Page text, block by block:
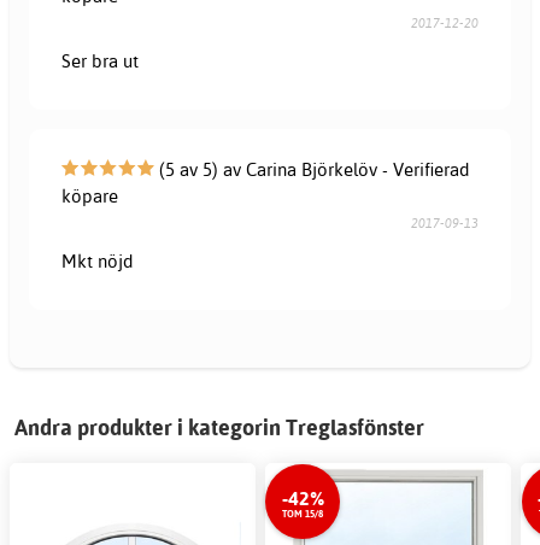
2017-12-20
Ser bra ut
(5 av 5) av Carina Björkelöv - Verifierad
köpare
2017-09-13
Mkt nöjd
Andra produkter i kategorin Treglasfönster
-42%
TOM 15/8